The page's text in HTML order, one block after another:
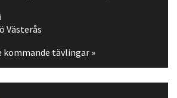
Västerås
kommande tävlingar »